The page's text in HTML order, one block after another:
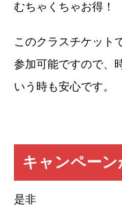
むちゃくちゃお得！
このクラスチケット
参加可能ですので、
いう時も安心です。
キャンペーン
是非